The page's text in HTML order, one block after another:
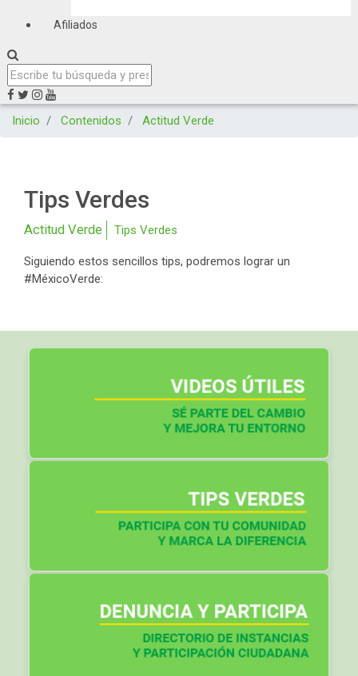
Afiliados
Inicio Contenidos Actitud Verde
Tips Verdes
Actitud Verde Tips Verdes
Siguiendo estos sencillos tips, podremos lograr un
#MéxicoVerde: